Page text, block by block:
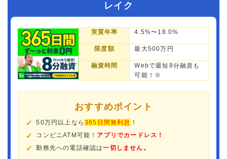
レイク
実質年率 4.5%〜18.0%
限度額 最大500万円
融資時間
Webで最短8分融資も
可能！※
おすすめポイント
50万円以上なら365日間無利息 ！
コンビニATM可能！ アプリでカードレス！
勤務先への電話確認は一切しません。